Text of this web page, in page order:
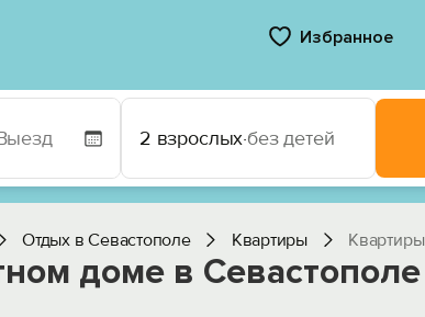
Избранное
2 взрослых·без детей
Отдых в Севастополе Квартиры Квартиры
доме в Севастополе